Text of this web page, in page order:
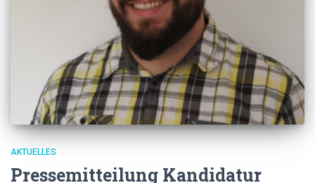
AKTUELLES
Pressemitteilung Kandidatur